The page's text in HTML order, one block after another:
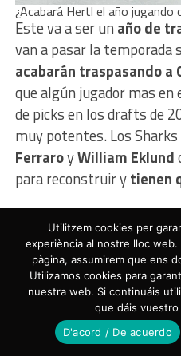
¿Acabará Hertl el año jugando
Este va a ser un año de
van a pasar la temporada
acabarán traspasando a
que algún jugador mas en
de picks en los drafts de
muy potentes. Los
FerraroyWilliam Eklund
para reconstruir ytienen
SEATTLE
la historia de
Los jerseys de Seattle son
Lo que ocurrió conVegas
Equipo que sale de
Stanley Cup
Utilitzem cookies per
experiència al nostre lloc
pàgina, assumirem que ens
Utilizamos cookies para
nuestra web. Si continuáis
que dáis
D'acord / De acuerdo